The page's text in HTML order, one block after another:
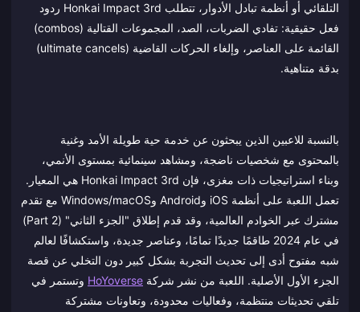
التلقائي أو أنظمة تبادل الأدوار، تتطلب Honkai Impact 3rd ردود
فعل حقيقية: تفادي الضربات، الصد، المجموعات القتالية (combos)
القائمة على العناصر، وإلغاء الحركات القاضية (ultimate cancels)
بدقة متناهية.
بالنسبة للاعبين الذين يبحثون عن خدمة حية طويلة الأمد وغنية
بالمحتوى مع شخصيات ناضجة، ومشاهد سينمائية بمستوى الأنمي،
وبناء استراتيجيات ذات مغزى، فإن Honkai Impact 3rd هي المعيار.
تعمل اللعبة على أنظمة iOS وAndroid وWindows/macOS مع تقدم
مشترك عبر الخوادم العالمية، وقد قدم إطلاق "الجزء الثاني" (Part 2)
في عام 2024 طاقمًا جديدًا تمامًا، وعناصر جديدة، واستكشافًا لعالم
شبه مفتوح أدى إلى تحديث التجربة بشكل كبير دون التخلي عن قصة
الجزء الأول الأصلية. اللعبة من نشر شركة HoYoverse وتستمر في
تلقي تحديثات منتظمة، وفعاليات محدودة، وتعاونات مشتركة